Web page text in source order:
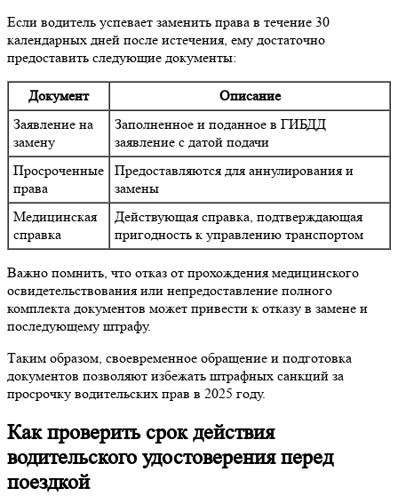
Если водитель успевает заменить права в течение 30
календарных дней после истечения, ему достаточно
предоставить следующие документы:
Документ
Описание
Заявление на
замену
Заполненное и поданное в ГИБДД
заявление с датой подачи
Просроченные
права
Предоставляются для аннулирования и
замены
Медицинская
справка
Действующая справка, подтверждающая
пригодность к управлению транспортом
Важно помнить, что отказ от прохождения медицинского
освидетельствования или непредоставление полного
комплекта документов может привести к отказу в замене и
последующему штрафу.
Таким образом, своевременное обращение и подготовка
документов позволяют избежать штрафных санкций за
просрочку водительских прав в 2025 году.
Как проверить срок действия
водительского удостоверения перед
поездкой